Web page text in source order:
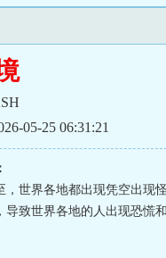
05-25 06:31:21
，世界各地都出现凭空出现
导致世界各地的人出现恐慌